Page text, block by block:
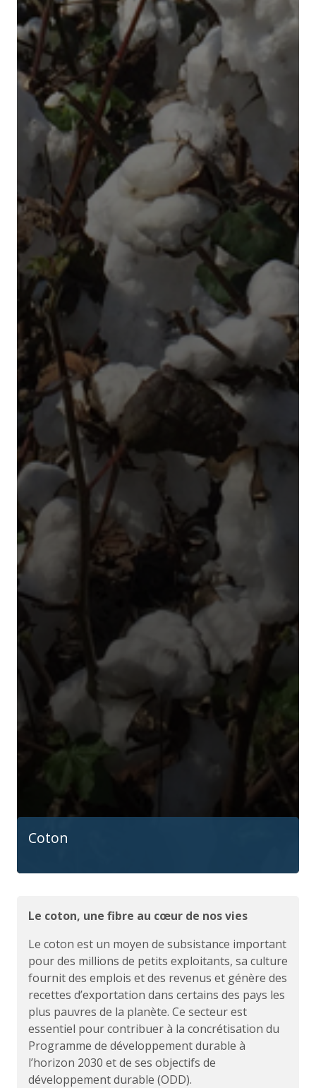
Coton
Le coton, une fibre au cœur de nos vies
Le coton est un moyen de subsistance important
pour des millions de petits exploitants, sa culture
fournit des emplois et des revenus et génère des
recettes d’exportation dans certains des pays les
plus pauvres de la planète. Ce secteur est
essentiel pour contribuer à la concrétisation du
Programme de développement durable à
l’horizon 2030 et de ses objectifs de
développement durable (ODD).